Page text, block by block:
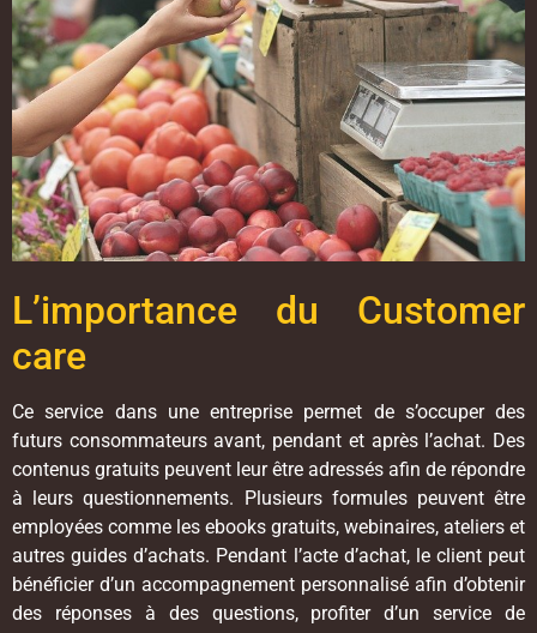
L’importance du Customer
care
Ce service dans une entreprise permet de s’occuper des
futurs consommateurs avant, pendant et après l’achat. Des
contenus gratuits peuvent leur être adressés afin de répondre
à leurs questionnements. Plusieurs formules peuvent être
employées comme les ebooks gratuits, webinaires, ateliers et
autres guides d’achats. Pendant l’acte d’achat, le client peut
bénéficier d’un accompagnement personnalisé afin d’obtenir
des réponses à des questions, profiter d’un service de